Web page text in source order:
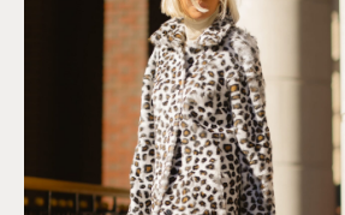
Доставка и возврат
Бутик, Москва, ул. Большая Якиманка, 26
info@vanity-voice.ru